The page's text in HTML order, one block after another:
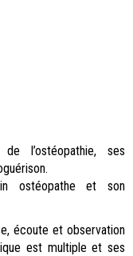
l’ostéopathie, ses
ostéopathe et son
écoute et observation
est multiple et ses